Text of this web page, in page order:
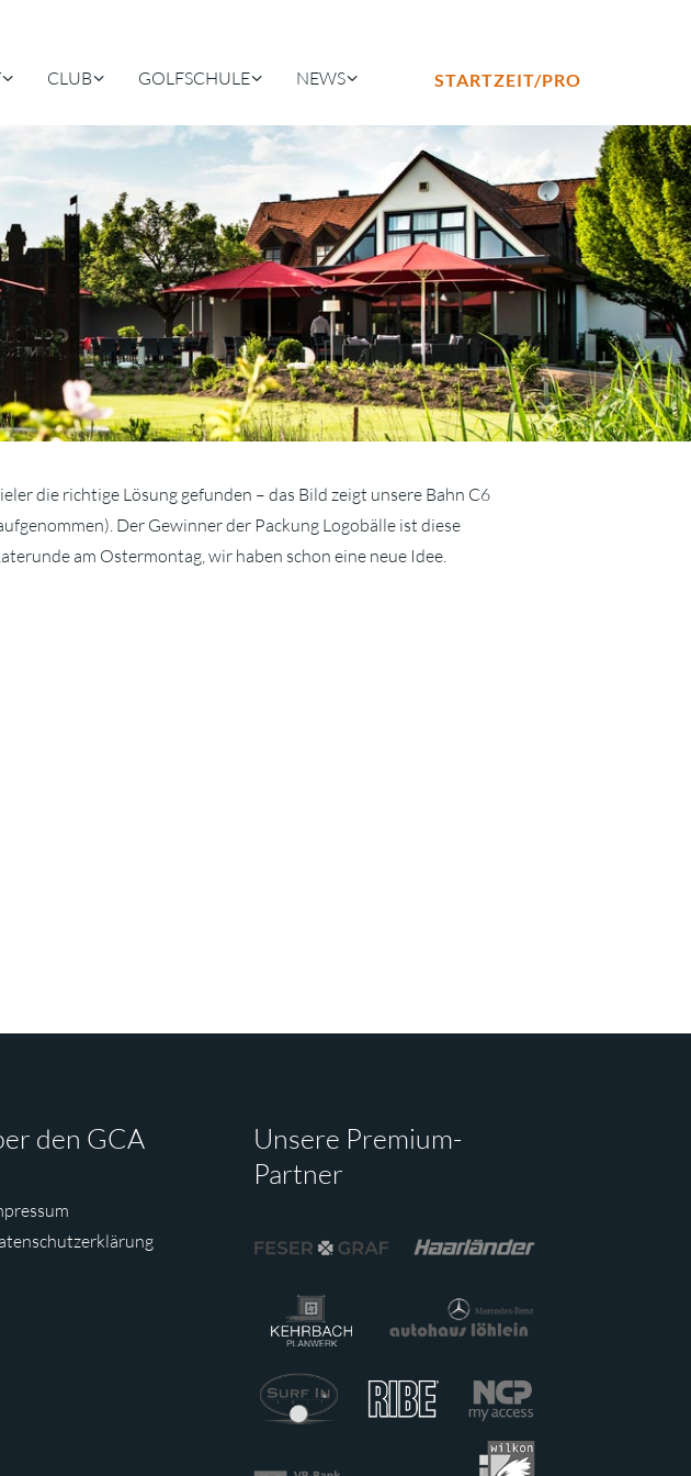
CLUB GOLFSCHULE NEWS STARTZEIT/PRO
die richtige Lösung gefunden – das Bild zeigt unsere Bahn C6
Der Gewinner der Packung Logobälle ist diese
am Ostermontag, wir haben schon eine neue Idee.
den GCA
Unsere Premium-
Partner